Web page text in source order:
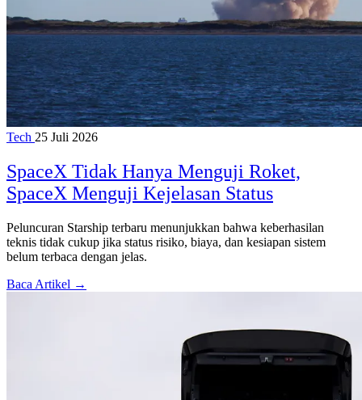
Tech 25 Juli 2026
SpaceX Tidak Hanya Menguji Roket,
SpaceX Menguji Kejelasan Status
Peluncuran Starship terbaru menunjukkan bahwa keberhasilan
teknis tidak cukup jika status risiko, biaya, dan kesiapan sistem
belum terbaca dengan jelas.
Baca Artikel →